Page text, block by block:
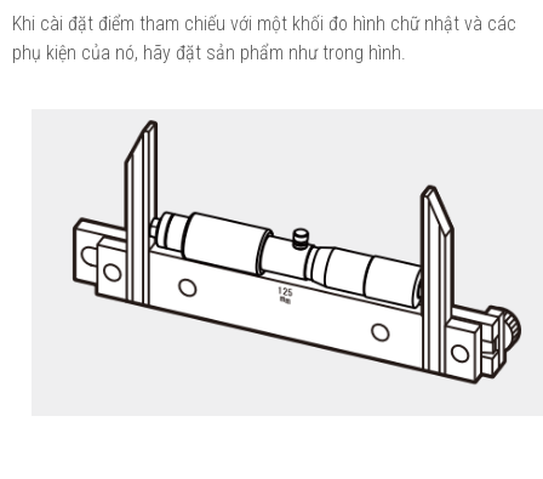
Khi cài đặt điểm tham chiếu với một khối đo hình chữ nhật và các
phụ kiện của nó, hãy đặt sản phẩm như trong hình.